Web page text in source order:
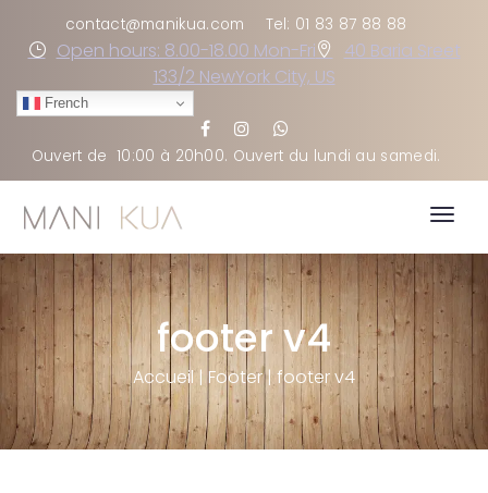
contact@manikua.com Tel: 01 83 87 88 88
Open hours: 8.00-18.00 Mon-Fri
40 Baria Sreet
133/2 NewYork City, US
French
Ouvert de10:00 à 20h00. Ouvert du lundi au samedi.
footer v4
Accueil | Footer| footer v4